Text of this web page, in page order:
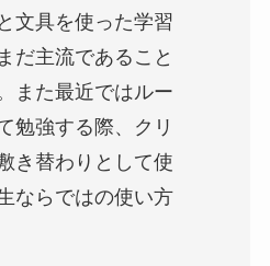
文具を使った学習
だ主流であること
また最近ではルー
勉強する際、クリ
き替わりとして使
ならではの使い方